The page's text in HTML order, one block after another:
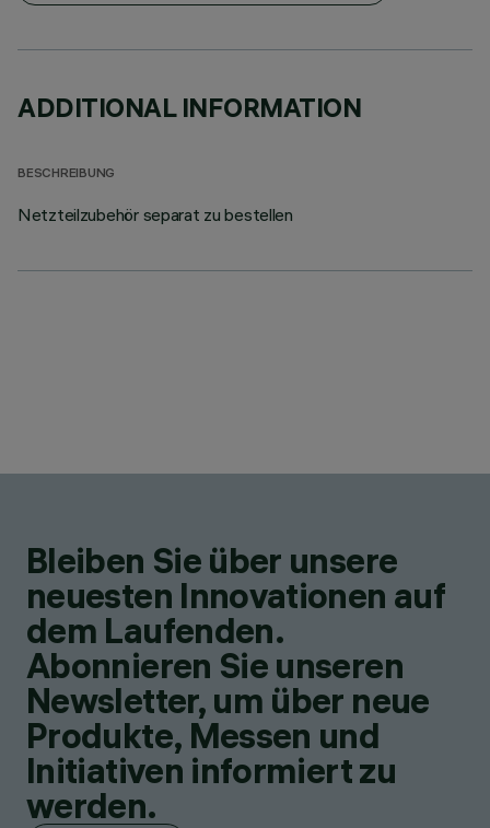
ADDITIONAL INFORMATION
BESCHREIBUNG
Netzteilzubehör separat zu bestellen
Bleiben Sie über unsere
neuesten Innovationen auf
dem Laufenden.
Abonnieren Sie unseren
Newsletter, um über neue
Produkte, Messen und
Initiativen informiert zu
werden.